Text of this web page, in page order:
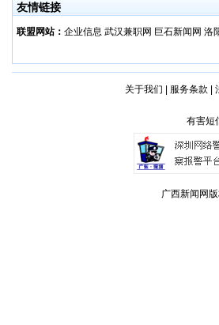
友情链接
联盟网站： 企业信息 武汉兼职网 巨石新闻网 洛
关于我们 服务条款
有害短
广西新闻网